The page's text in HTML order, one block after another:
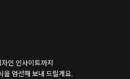
인 인사이트까지
을 엄선해 보내 드릴게요.